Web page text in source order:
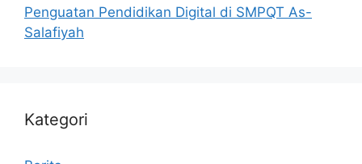
Penguatan Pendidikan Digital di SMPQT As-
Salafiyah
Kategori